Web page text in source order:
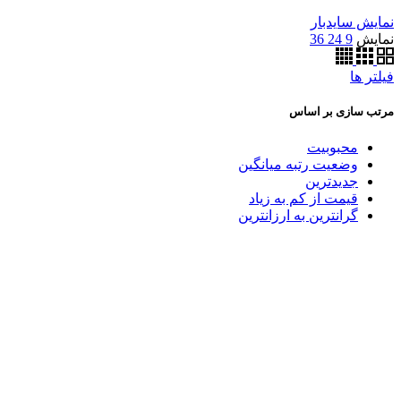
نمایش سایدبار
نمایش 9
24
36
فیلتر ها
مرتب سازی بر اساس
محبوبیت
وضعیت رتبه میانگین
جدیدترین
قیمت از کم به زیاد
گرانترین به ارزانترین